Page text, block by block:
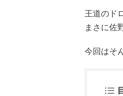
王道のド
まさに佐
今回はそ